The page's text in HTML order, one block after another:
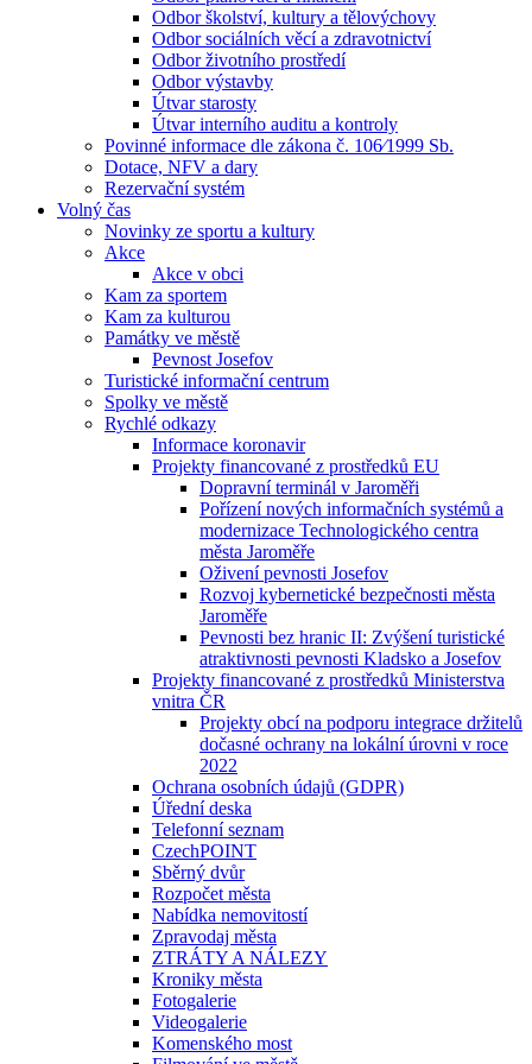
Odbor školství, kultury a tělovýchovy
Odbor sociálních věcí a zdravotnictví
Odbor životního prostředí
Odbor výstavby
Útvar starosty
Útvar interního auditu a kontroly
Povinné informace dle zákona č. 106⁄1999 Sb.
Dotace, NFV a dary
Rezervační systém
Volný čas
Novinky ze sportu a kultury
Akce
Akce v obci
Kam za sportem
Kam za kulturou
Památky ve městě
Pevnost Josefov
Turistické informační centrum
Spolky ve městě
Rychlé odkazy
Informace koronavir
Projekty financované z prostředků EU
Dopravní terminál v Jaroměři
Pořízení nových informačních systémů a
modernizace Technologického centra
města Jaroměře
Oživení pevnosti Josefov
Rozvoj kybernetické bezpečnosti města
Jaroměře
Pevnosti bez hranic II: Zvýšení turistické
atraktivnosti pevnosti Kladsko a Josefov
Projekty financované z prostředků Ministerstva
vnitra ČR
Projekty obcí na podporu integrace držitelů
dočasné ochrany na lokální úrovni v roce
2022
Ochrana osobních údajů (GDPR)
Úřední deska
Telefonní seznam
CzechPOINT
Sběrný dvůr
Rozpočet města
Nabídka nemovitostí
Zpravodaj města
ZTRÁTY A NÁLEZY
Kroniky města
Fotogalerie
Videogalerie
Komenského most